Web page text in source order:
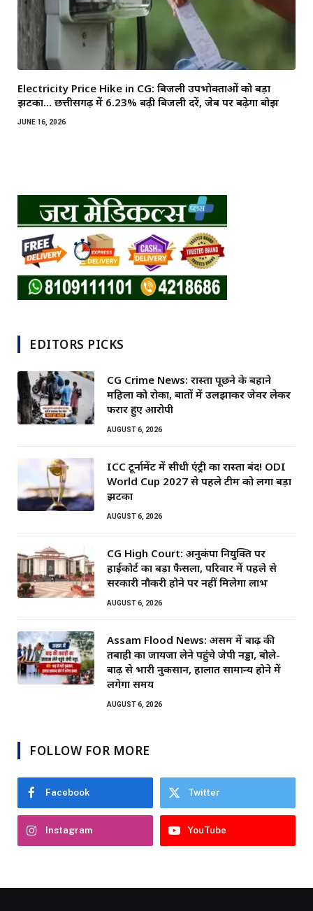
Electricity Price Hike in CG: बिजली उपभोक्ताओं को बड़ा
झटका… छत्तीसगढ़ में 6.23% बढ़ी बिजली दरें, जेब पर बढ़ेगा बोझ
JUNE 16, 2026
EDITORS PICKS
CG Crime News: रास्ता पूछने के बहाने
महिला को रोका, बातों में उलझाकर जेवर लेकर
फरार हुए आरोपी
AUGUST 6, 2026
ICC टूर्नामेंट में सीधी एंट्री का रास्ता बंद! ODI
World Cup 2027 से पहले टीम को लगा बड़ा
झटका
AUGUST 6, 2026
CG High Court: अनुकंपा नियुक्ति पर
हाईकोर्ट का बड़ा फैसला, परिवार में पहले से
सरकारी नौकरी होने पर नहीं मिलेगा लाभ
AUGUST 6, 2026
Assam Flood News: असम में बाढ़ की
तबाही का जायजा लेने पहुंचे जेपी नड्डा, बोले-
बाढ़ से भारी नुकसान, हालात सामान्य होने में
लगेगा समय
AUGUST 6, 2026
FOLLOW FOR MORE
Facebook Twitter
Instagram YouTube